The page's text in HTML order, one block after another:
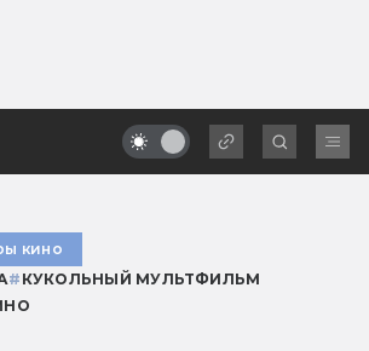
кино
# КУКОЛЬНЫЙ МУЛЬТФИЛЬМ